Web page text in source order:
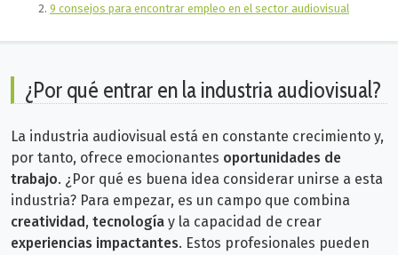
9 consejos para encontrar empleo en el sector audiovisual
¿Por qué entrar en la industria audiovisual?
La industria audiovisual está en constante crecimiento y,
por tanto, ofrece emocionantes oportunidades de
trabajo. ¿Por qué es buena idea considerar unirse a esta
industria? Para empezar, es un campo que combina
creatividad , tecnología y la capacidad de crear
experiencias impactantes. Estos profesionales pueden